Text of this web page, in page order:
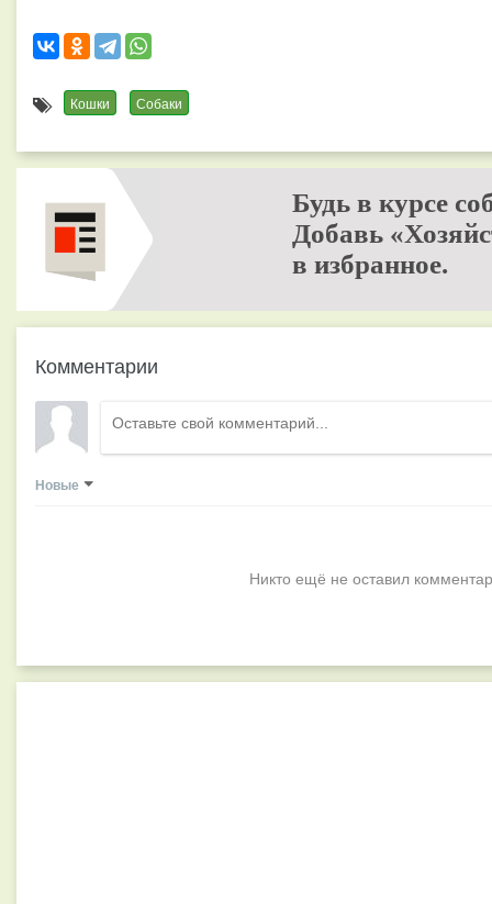
Кошки Собаки
Будь в курсе
Добавь
в избранное.
Комментарии
Новые
Никто ещё не оставил